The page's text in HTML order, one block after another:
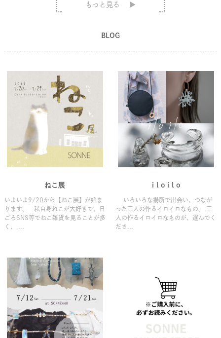
もっと見る
BLOG
ねこ展
いよいよ9/20から【ねこ展】が始ま
ります。 私自身ねこが大好きで、日
ごろSNS等でねこ雑貨を見ることが多
く、 ...
i l o i l o
いろいろな場所で出会い、つなが
った三人の作るイロイロなもの。 三
人の作るイロイロなものが、選んでく
ださ...